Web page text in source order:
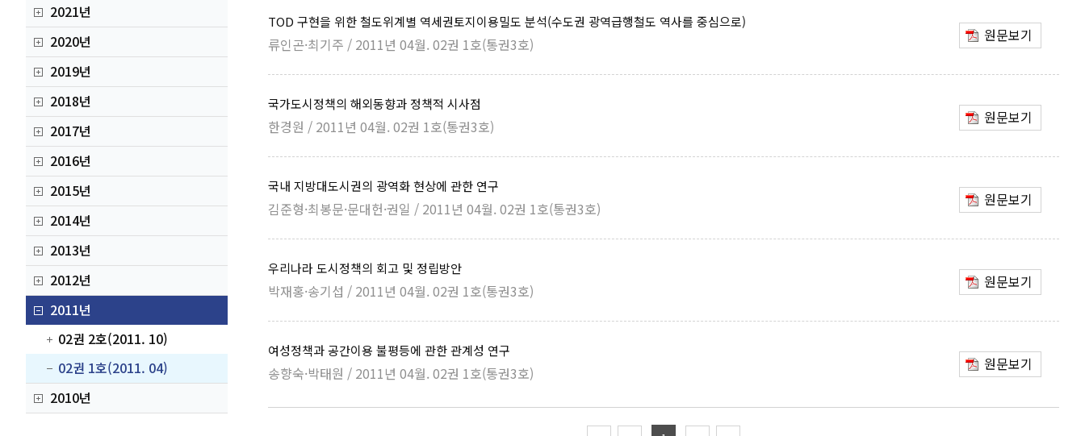
2021년
2020년
2019년
2018년
2017년
2016년
2015년
2014년
2013년
2012년
2011년
02권 2호(2011. 10)
02권 1호(2011. 04)
2010년
TOD 구현을 위한 철도위계별 역세권토지이용밀도 분석(수도권 광역급행철도 역사를 중심으로)
류인곤·최기주 / 2011년 04월. 02권 1호(통권3호) 원문보기
국가도시정책의 해외동향과 정책적 시사점
한경원 / 2011년 04월. 02권 1호(통권3호) 원문보기
국내 지방대도시권의 광역화 현상에 관한 연구
김준형·최봉문·문대헌·권일 / 2011년 04월. 02권 1호(통권3호) 원문보기
우리나라 도시정책의 회고 및 정립방안
박재홍·송기섭 / 2011년 04월. 02권 1호(통권3호) 원문보기
여성정책과 공간이용 불평등에 관한 관계성 연구
송향숙·박태원 / 2011년 04월. 02권 1호(통권3호) 원문보기